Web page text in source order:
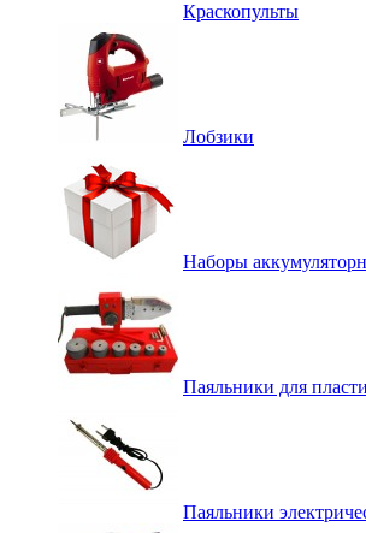
Краскопульты
Лобзики
Наборы
Паяльники для
Паяльники